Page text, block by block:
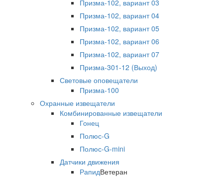
Призма-102, вариант 03
Призма-102, вариант 04
Призма-102, вариант 05
Призма-102, вариант 06
Призма-102, вариант 07
Призма-301-12 (Выход)
Световые оповещатели
Призма-100
Охранные извещатели
Комбинированные извещатели
Гонец
Полюс-G
Полюс-G-mini
Датчики движения
РапидВетеран